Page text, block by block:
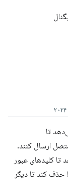
تا
ارسال کنند.
تا کلیدهای عبور
حذف کند تا دیگر